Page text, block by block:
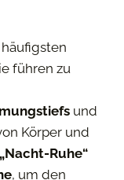
führen zu
und
Körper und
Ruhe“
, um den